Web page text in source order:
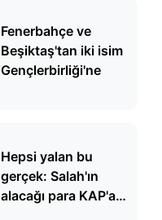
Fenerbahçe ve
Beşiktaş'tan iki isim
Gençlerbirliği'ne
Hepsi yalan bu
gerçek: Salah'ın
alacağı para KAP'a